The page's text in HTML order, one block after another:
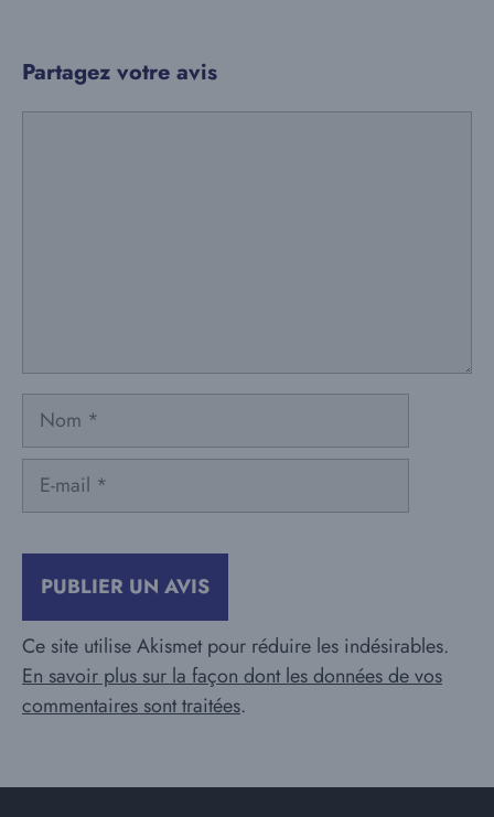
Partagez votre avis
Nom
mail
Ce site utilise Akismet pour réduire les indésirables.
En savoir plus sur la façon dont les données de vos
commentaires sont traitées.